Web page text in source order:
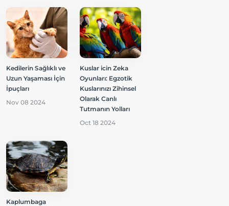
Kedilerin Sağlıklı ve
Uzun Yaşaması İçin
İpuçları
Nov 08 2024
Kuslar icin Zeka
Oyunları: Egzotik
Kuslarınızı Zihinsel
Olarak Canlı
Tutmanın Yolları
Oct 18 2024
Kaplumbaga